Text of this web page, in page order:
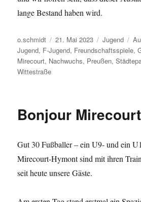
lange Bestand haben wird.
Autor
o.schmidt
Veröffentlicht
am
21. Mai 2023 Kategorien
Jugend
Jugend, F-Jugend, Freundschaftsspiele,
Mirecourt, Nachwuchs, Preußen,
Wittestraße
Bonjour
Gut 30 Fußballer – ein U9- und ein
Mirecourt-Hymont sind mit ihren
seit heute unsere Gäste.